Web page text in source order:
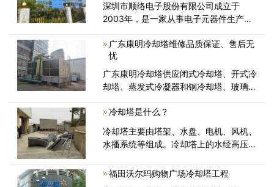
深圳市顺络电子股份有限公司成立于
2003年，是一家从事电子元器件生产、
业，同时也是一家世界500强公司，该公
司对中央空调系统技术要求非常
广东康明冷却塔维修品质保证、售后无
忧
广东康明冷却塔供应闭式冷却塔、开式冷
却塔、蒸发式冷凝器和钢冷却塔、玻璃钢
能力分为不同系列，可满足不同客户的冷
却需求。
冷却塔是什么？
冷却塔主要由塔架、水盘、电机、风机、
水播系统等组成。冷却塔上的水经高压水
却塔高度一般在10米以上、几十米，在冷
福田沃尔玛购物广场冷却塔工程